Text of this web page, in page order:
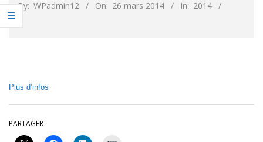
By: WPadmin12 On: 26 mars 2014 In: 2014
Plus d’infos
PARTAGER :